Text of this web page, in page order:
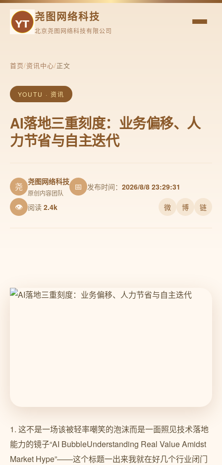
尧图网络科技
北京尧图网络科技有限公司
首页/资讯中心/正文
YOUTU · 资讯
AI落地三重刻度：业务偏移、人
力节省与自主迭代
尧 尧图网络科技
原创内容团队
📅 发布时间： 2026/8/8 23:29:31
👁 阅读 2.4k 微 博 链
1. 这不是一场该被轻率嘲笑的泡沫而是一面照见技术落地
能力的镜子“AI BubbleUnderstanding Real Value Amidst
Market Hype”——这个标题一出来我就在好几个行业闭门